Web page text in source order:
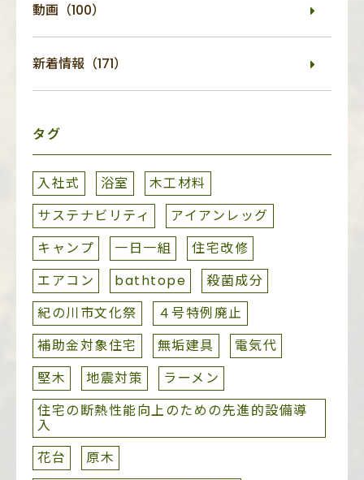
動画（100）
新着情報（171）
タグ
入社式 浴室
木工材料
サステナビリティ
アイアンレッグ
キャンプ
一日一組
住宅改修
エアコン
bathtope
殺菌成分
紀の川市文化祭
４号特例廃止
補助金対象住宅
無垢建具
電気代
堅木
地震対策
ラーメン
住宅の断熱性能向上のための先進的設備導
入
花台
原木